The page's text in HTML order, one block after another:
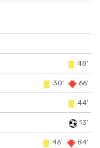
48'
30' 66'
44'
13'
46' 84'